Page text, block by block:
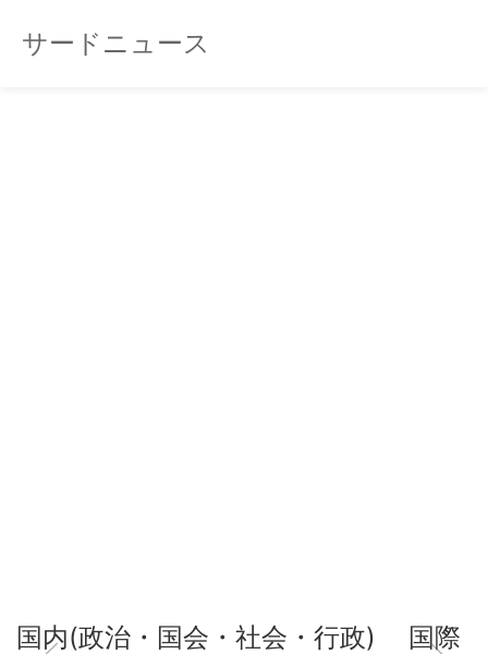
サードニュース
国内(政治・国会・社会・行政) 国際